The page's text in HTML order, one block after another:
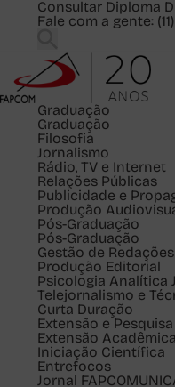
Consultar Diploma
Fale com a gente:
Graduação
Graduação
Filosofia
Jornalismo
Rádio, TV e Internet
Relações Públicas
Publicidade e
Produção
Pós-Graduação
Pós-Graduação
Gestão de
Produção Editorial
Psicologia Analítica
Telejornalismo e
Curta Duração
Extensão e Pesquisa
Extensão Acadêmica
Iniciação Científica
Entrefocos
Jornal